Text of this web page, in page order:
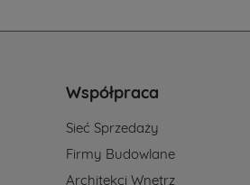
Współpraca
Sieć Sprzedaży
Firmy Budowlane
Architekci Wnętrz